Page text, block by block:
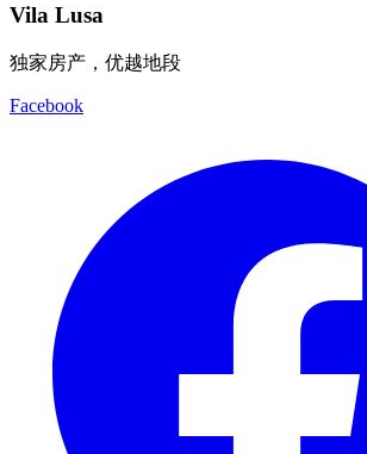
Vila Lusa
独家房产，优越地段
Facebook